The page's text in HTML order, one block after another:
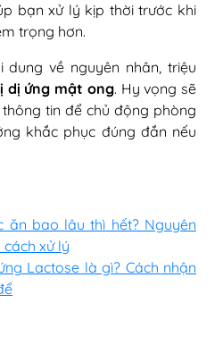
bạn xử lý kịp thời trước khi
trọng hơn.
về nguyên nhân, triệu
dị ứng mật ong. Hy vọng sẽ
tin để chủ động phòng
khắc phục đúng đắn nếu
ăn bao lâu thì hết? Nguyên
cách xử lý
Lactose là gì? Cách nhận